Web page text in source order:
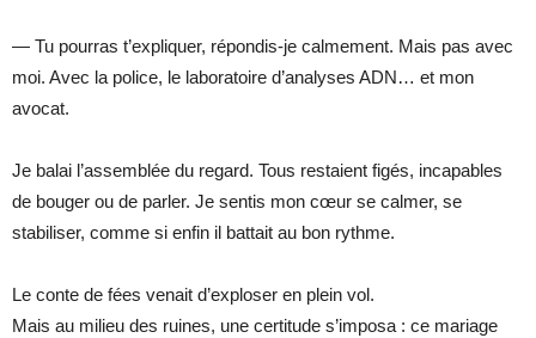
— Tu pourras t’expliquer, répondis-je calmement. Mais pas avec
moi. Avec la police, le laboratoire d’analyses ADN… et mon
avocat.
Je balai l’assemblée du regard. Tous restaient figés, incapables
de bouger ou de parler. Je sentis mon cœur se calmer, se
stabiliser, comme si enfin il battait au bon rythme.
Le conte de fées venait d’exploser en plein vol.
Mais au milieu des ruines, une certitude s’imposa : ce mariage